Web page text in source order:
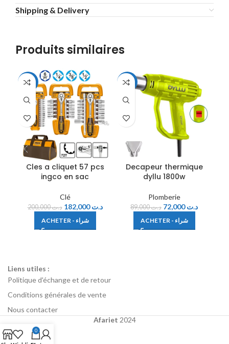
Shipping & Delivery
Produits similaires
-9%
Cles a cliquet 57 pcs
ingco en sac
Clé
د.ت200,000 د.ت182,000
ACHETER - شراء
-19%
Decapeur thermique
dyllu 1800w
Plomberie
د.ت89,000 د.ت72,000
ACHETER - شراء
Liens utiles :
Politique d'échange et de retour
Conditions générales de vente
Nous contacter
Afariet 2024
0